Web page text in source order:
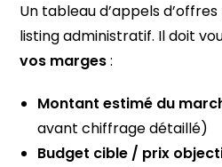
Un tableau d’appels
listing administratif. Il doit
vos marges:
Montant estimé du
avant chiffrage détaillé)
Budget cible / prix